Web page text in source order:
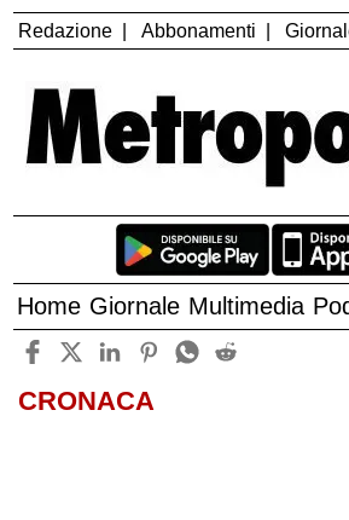
Redazione Abbonamenti
Home Giornale Multimedia
CRONACA